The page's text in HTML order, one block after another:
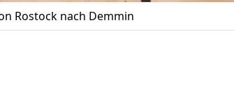
Rostock nach Demmin